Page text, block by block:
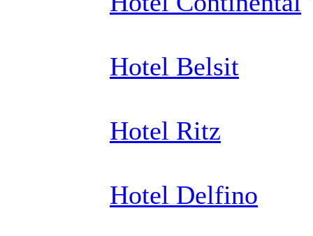
Hotel Belsit
Hotel Ritz
Hotel Delfino